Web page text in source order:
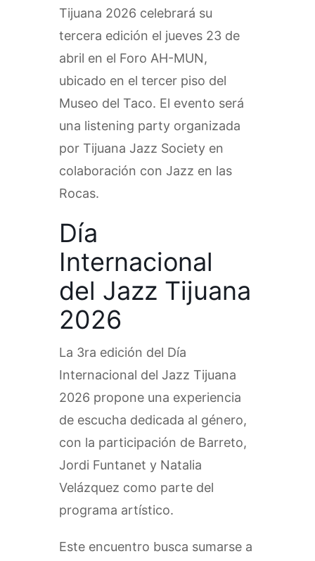
Tijuana 2026 celebrará su
tercera edición el jueves 23 de
abril en el Foro AH-MUN,
ubicado en el tercer piso del
Museo del Taco. El evento será
una listening party organizada
por Tijuana Jazz Society en
colaboración con Jazz en las
Rocas.
Día
Internacional
del Jazz Tijuana
2026
La 3ra edición del Día
Internacional del Jazz Tijuana
2026 propone una experiencia
de escucha dedicada al género,
con la participación de Barreto,
Jordi Funtanet y Natalia
Velázquez como parte del
programa artístico.
Este encuentro busca sumarse a